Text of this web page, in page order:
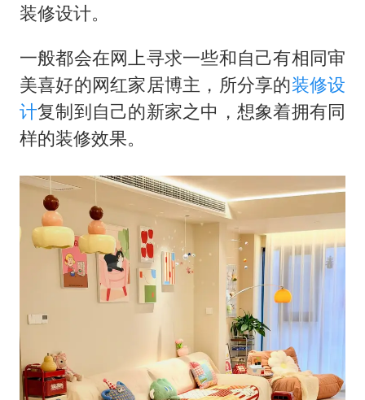
41岁女子为鼓励女儿考上985研究生
宇树科技王兴兴身家有望超200亿元
中国养老床位“三连降”
贵州轮胎子公司获美国退税8136万
CIA被曝已秘密设立古巴工作组
奋进开新局 实干挑大梁
装修设计。
一般都会在网上寻求一些和自己有相同审
美喜好的网红家居博主，所分享的装修设
计复制到自己的新家之中，想象着拥有同
样的装修效果。